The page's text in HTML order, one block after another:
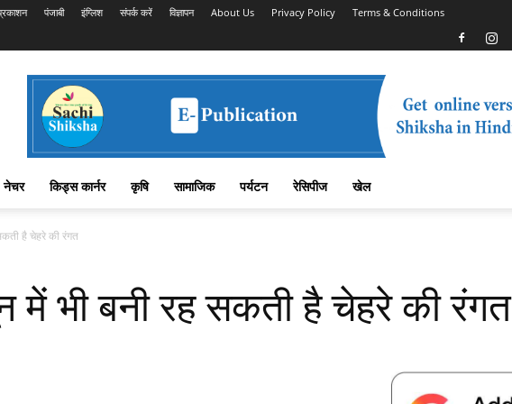
पंजाबी इंग्लिश संपर्क करें विज्ञापन About Us Privacy Policy Terms & Conditions
नेचर किड्स कार्नर कृषि सामाजिक पर्यटन रेसिपीज खेल
है चेहरे की रंगत
भी बनी रह सकती है चेहरे की रंगत